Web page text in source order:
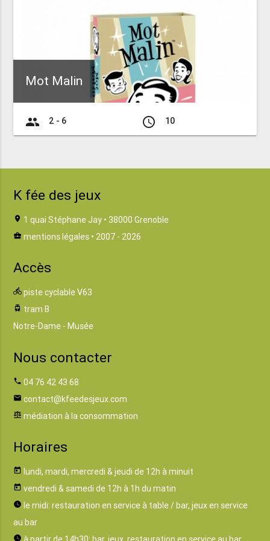
Mot Malin
group 2 - 6 access_time 10
K fée des jeux
location_on 1 quai Stéphane Jay • 38000 Grenoble
business_center mentions légales • 2007 - 2026
Accès
directions_bike piste cyclable V63
tram tram B
Notre-Dame - Musée
Nous contacter
phone 04 76 42 43 68
email contact@kfeedesjeux.com
balance médiation à la consommation
Horaires
today lundi, mardi, mercredi & jeudi de 12h à minuit
today vendredi & samedi de 12h à 1h du matin
watch_later le midi: restauration en service à table / bar, jeux en service
au bar
watch_later